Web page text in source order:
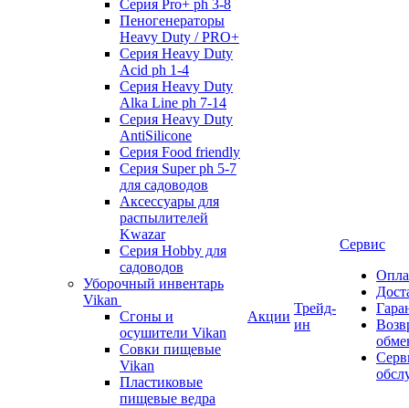
Серия Pro+ ph 3-8
Пеногенераторы
Heavy Duty / PRO+
Серия Heavy Duty
Acid ph 1-4
Серия Heavy Duty
Alka Line ph 7-14
Серия Heavy Duty
AntiSilicone
Серия Food friendly
Серия Super ph 5-7
для садоводов
Аксессуары для
распылителей
Kwazar
Серия Hobby для
садоводов
Уборочный инвентарь
Vikan
Сгоны и
осушители Vikan
Совки пищевые
Vikan
Пластиковые
пищевые ведра
Акции
Трейд-
ин
Сервис